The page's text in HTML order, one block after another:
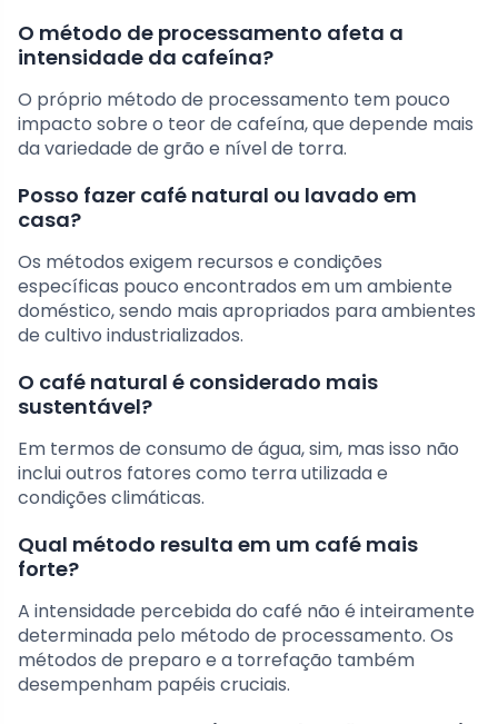
O método de processamento afeta a
intensidade da cafeína?
O próprio método de processamento tem pouco
impacto sobre o teor de cafeína, que depende mais
da variedade de grão e nível de torra.
Posso fazer café natural ou lavado em
casa?
Os métodos exigem recursos e condições
específicas pouco encontrados em um ambiente
doméstico, sendo mais apropriados para ambientes
de cultivo industrializados.
O café natural é considerado mais
sustentável?
Em termos de consumo de água, sim, mas isso não
inclui outros fatores como terra utilizada e
condições climáticas.
Qual método resulta em um café mais
forte?
A intensidade percebida do café não é inteiramente
determinada pelo método de processamento. Os
métodos de preparo e a torrefação também
desempenham papéis cruciais.